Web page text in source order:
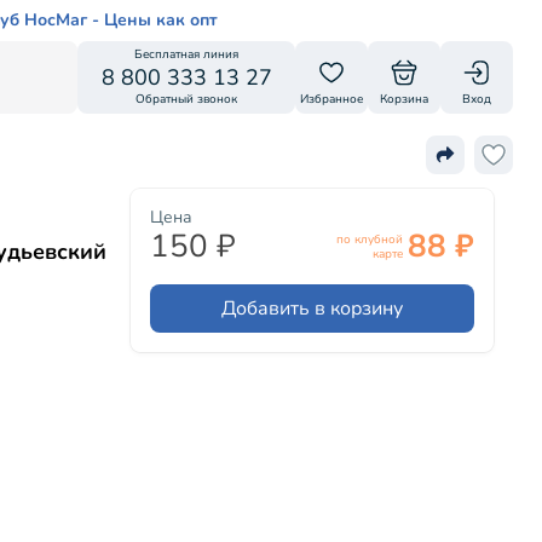
НосМаг - Цены как опт
Бесплатная линия
8 800 333 13 27
Обратный звонок Избранное Корзина Вход
Цена
150 ₽
по клубной
карте 88 ₽
Добавить в корзину